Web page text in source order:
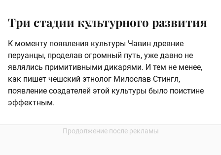
Три стадии культурного развития
К моменту появления культуры Чавин древние
перуанцы, проделав огромный путь, уже давно не
являлись примитивными дикарями. И тем не менее,
как пишет чешский этнолог Милослав Стингл,
появление создателей этой культуры было поистине
эффектным.